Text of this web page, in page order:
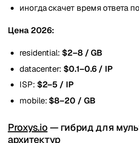
иногда скачет время ответа
Цена 2026:
residential: $2–8 / GB
datacenter: $0.1–0.6 / IP
ISP: $2–5 / IP
mobile: $8–20 / GB
Proxys.io— гибрид для
архитектур